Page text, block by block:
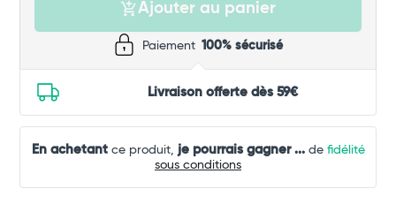
Ajouter au panier
Paiement 100% sécurisé
Livraison offerte dès 59€
En achetantce produit, je pourrais gagner ...de fidélité
sous conditions